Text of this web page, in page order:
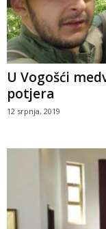
U Vogošći
potjera
12 srpnja, 2019